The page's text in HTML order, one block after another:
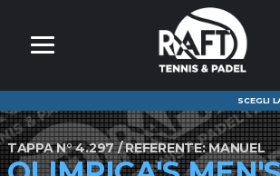
SCEGLI
TAPPA N° 4.297 / REFERENTE: MANUEL